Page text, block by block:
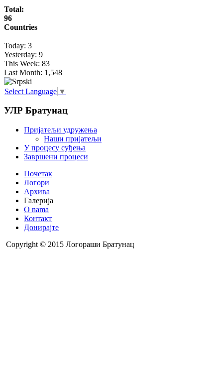
Total:
96
Countries
Today: 3
Yesterday: 9
This Week: 83
Last Month: 1,548
Select Language ▼
УЛР Братунац
Пријатељи удружења
Наши пријатељи
У процесу суђења
Завршени процеси
Почетак
Логори
Архива
Галерија
O nama
Контакт
Донирајте
Copyright © 2015 Логораши Братунац